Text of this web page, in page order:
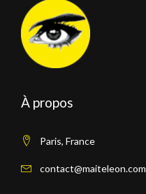
À propos
Paris, France
contact@maiteleon.com